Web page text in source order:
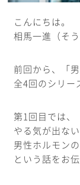
こんにちは。
相馬一進（そ
前回から、「
全4回のシリー
第1回目では、
やる気が出な
男性ホルモン
という話をお